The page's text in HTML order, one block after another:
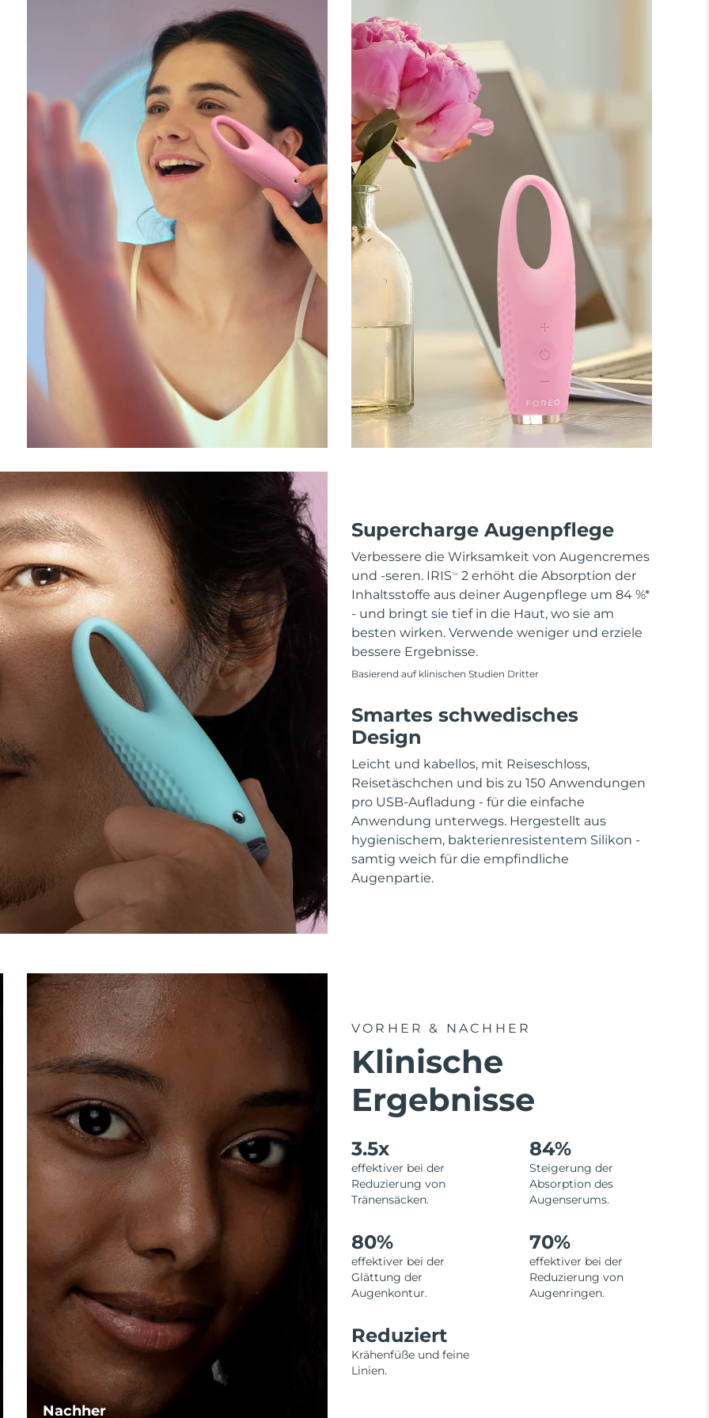
Supercharge Augenpflege
Verbessere die Wirksamkeit von Augencremes
und -seren. IRISTM
2 erhöht die Absorption der
Inhaltsstoffe aus deiner Augenpflege um 84 %*
- und bringt sie tief in die Haut, wo sie am
besten wirken. Verwende weniger und erziele
bessere Ergebnisse.
Basierend auf klinischen Studien Dritter
Smartes schwedisches
Design
Leicht und kabellos, mit Reiseschloss,
Reisetäschchen und bis zu 150 Anwendungen
pro USB-Aufladung - für die einfache
Anwendung unterwegs. Hergestellt aus
hygienischem, bakterienresistentem Silikon -
samtig weich für die empfindliche
Augenpartie.
Nachher
VORHER & NACHHER
Klinische
Ergebnisse
3.5x
effektiver bei der
Reduzierung von
Tränensäcken.
84%
Steigerung der
Absorption des
Augenserums.
80%
effektiver bei der
Glättung der
Augenkontur.
70%
effektiver bei der
Reduzierung von
Augenringen.
Reduziert
Krähenfüße und feine
Linien.